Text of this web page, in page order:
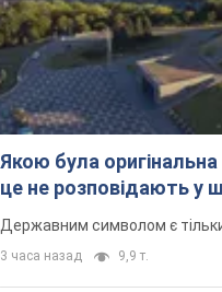
Якою була оригінальна
це не розповідають у
Державним символом є
3 часа назад 9,9 т.